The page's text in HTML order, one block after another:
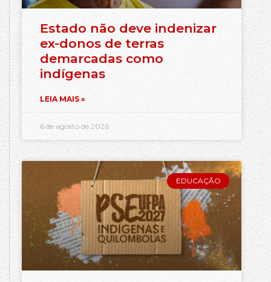
Estado não deve indenizar
ex-donos de terras
demarcadas como
indígenas
LEIA MAIS »
6 de agosto de 2026
EDUCAÇÃO